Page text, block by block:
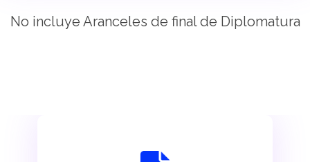
No incluye Aranceles de final de Diplomatura